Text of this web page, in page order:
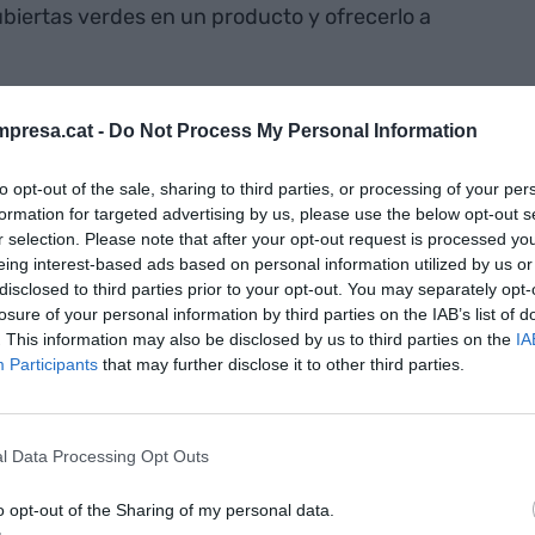
- Do Not Process My Personal Information
opt-out of the sale, sharing to third parties, or processing of your
for targeted advertising by us, please use the below opt-out
selection. Please note that after your opt-out request is processed
interest-based ads based on personal information utilized by us
to third parties prior to your opt-out. You may separately
of your personal information by third parties on the IAB’s list of
This information may also be disclosed by us to third parties on the
Participants that may further disclose it to other third parties.
Data Processing Opt Outs
opt-out of the Sharing of my personal data.
verdes en un producto y ofrecerlo a
Jungle Roofs , una empresa emergente con una
de techos verdes en las principales zonas
y ciudadanía financien su construcción y
del calentamiento provocado por el
es
las
la ciudad en